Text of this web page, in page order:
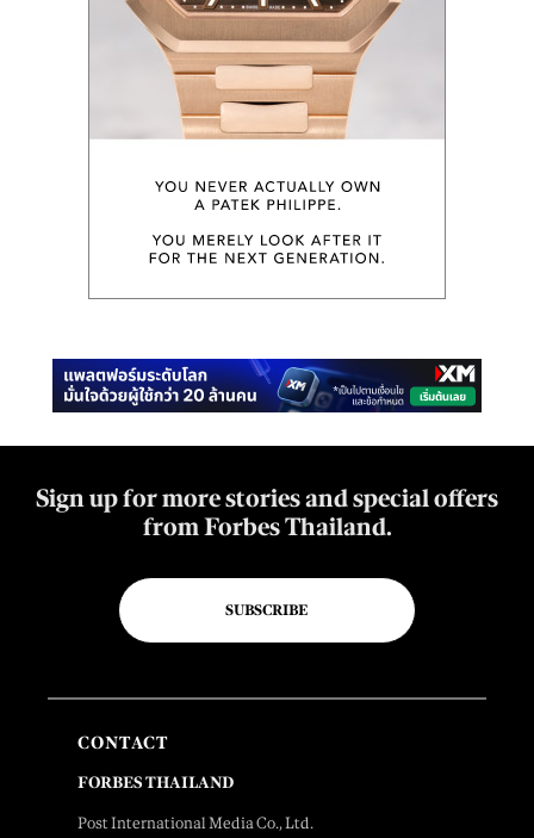
Sign up for more stories and special offers
from Forbes Thailand.
SUBSCRIBE
CONTACT
FORBES THAILAND
Post International Media Co., Ltd.